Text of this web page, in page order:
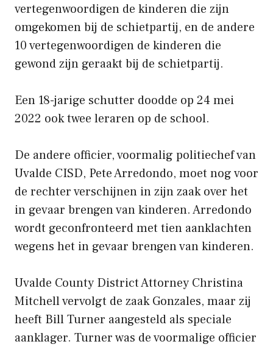
vertegenwoordigen de kinderen die zijn
omgekomen bij de schietpartij, en de andere
10 vertegenwoordigen de kinderen die
gewond zijn geraakt bij de schietpartij.
Een 18-jarige schutter doodde op 24 mei
2022 ook twee leraren op de school.
De andere officier, voormalig politiechef van
Uvalde CISD, Pete Arredondo, moet nog voor
de rechter verschijnen in zijn zaak over het
in gevaar brengen van kinderen. Arredondo
wordt geconfronteerd met tien aanklachten
wegens het in gevaar brengen van kinderen.
Uvalde County District Attorney Christina
Mitchell vervolgt de zaak Gonzales, maar zij
heeft Bill Turner aangesteld als speciale
aanklager. Turner was de voormalige officier